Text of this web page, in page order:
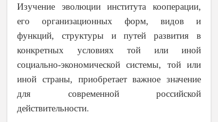
Изу­чение эволюции института кооперации,
его организационных форм, видов и
функций, струк­туры и путей развития в
конкретных условиях той или иной
социально-экономической системы, той или
иной страны, приобретает важное значение
для современной российской
действительности.